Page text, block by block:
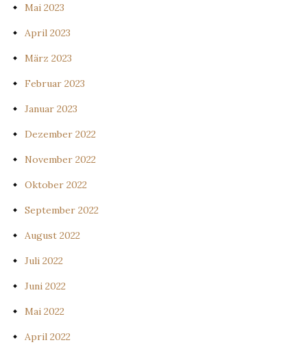
Mai 2023
April 2023
März 2023
Februar 2023
Januar 2023
Dezember 2022
November 2022
Oktober 2022
September 2022
August 2022
Juli 2022
Juni 2022
Mai 2022
April 2022